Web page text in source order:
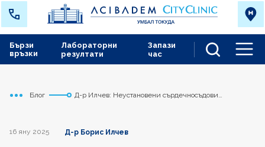
Лабораторни
резултати
Запази
час
Бързи
връзки
Начало
Токуда
Блог
Д-р Илчев: Неустановени сърдечносъдови
16 яну 2025 Д-р Борис Илчев